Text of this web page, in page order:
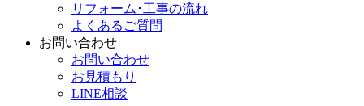
リフォーム･工事の流れ
よくあるご質問
お問い合わせ
お問い合わせ
お見積もり
LINE相談